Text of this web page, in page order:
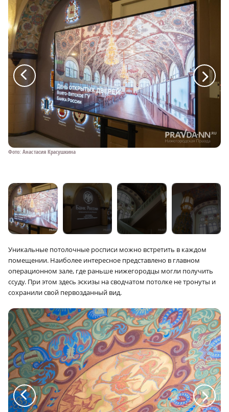
Фото: Анастасия Красушкина
a a
Уникальные потолочные росписи можно встретить в каждом
помещении. Наиболее интересное представлено в главном
операционном зале, где раньше нижегородцы могли получить
ссуду. При этом здесь эскизы на сводчатом потолке не тронуты и
сохранили свой первозданный вид.
a a